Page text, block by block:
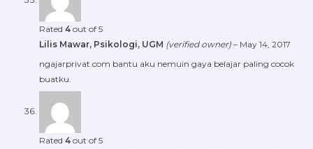
Rated 4 out of 5
Lilis Mawar, Psikologi, UGM (verified owner) – May 14, 2017
ngajarprivat.com bantu aku nemuin gaya belajar paling cocok
buatku.
Rated 4 out of 5